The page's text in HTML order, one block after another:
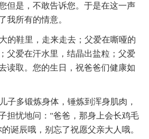
但是，不敢告诉您。于是在这一声
我所有的情意。
的鞋里，走来走去；父爱在嘶哑的
父爱在汗水里，结晶出盐粒；父爱
读取。您的生日，祝爸爸们健康如
子多锻炼身体，锤炼到浑身肌肉，
担忧地问："爸爸，那身上会长鸡毛
诞辰哦，别忘了祝愿父亲大人哦。